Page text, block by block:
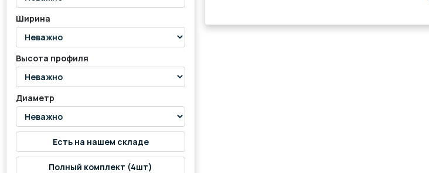
Ширина
Высота профиля
Диаметр
Есть на нашем складе
Полный комплект (4шт)